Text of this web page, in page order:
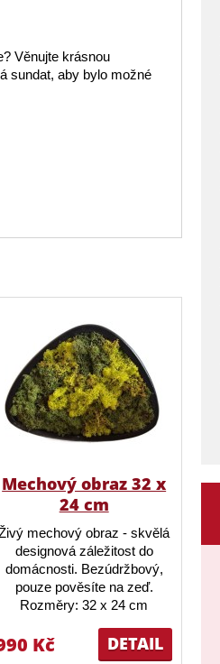
Věnujte krásnou
sundat, aby bylo možné
Mechový obraz 32 x
24 cm
mechový obraz - skvělá
designová záležitost do
domácnosti. Bezúdržbový,
pouze pověsíte na zeď.
Rozměry: 32 x 24 cm
DETAIL
Kč